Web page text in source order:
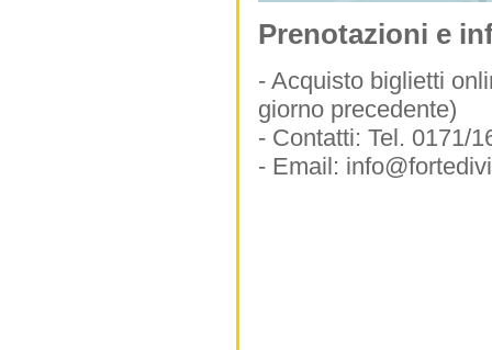
Prenotazioni e
- Acquisto biglietti
giorno precedente)
- Contatti: Tel. 0171/
- Email: